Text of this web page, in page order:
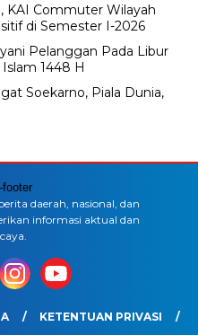
KAI Commuter Wilayah
di Semester I-2026
Pelanggan Pada Libur
1448 H
Soekarno, Piala Dunia,
daerah, nasional, dan
informasi aktual dan
KETENTUAN PRIVASI